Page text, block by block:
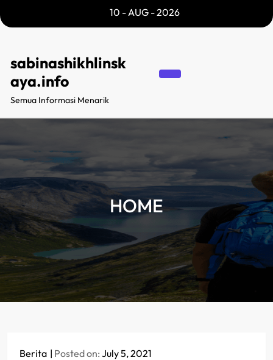
to
10 - AUG - 2026
sabinashikhlinsk
aya.info
Semua Informasi Menarik
HOME
Berita Posted on: July 5, 2021